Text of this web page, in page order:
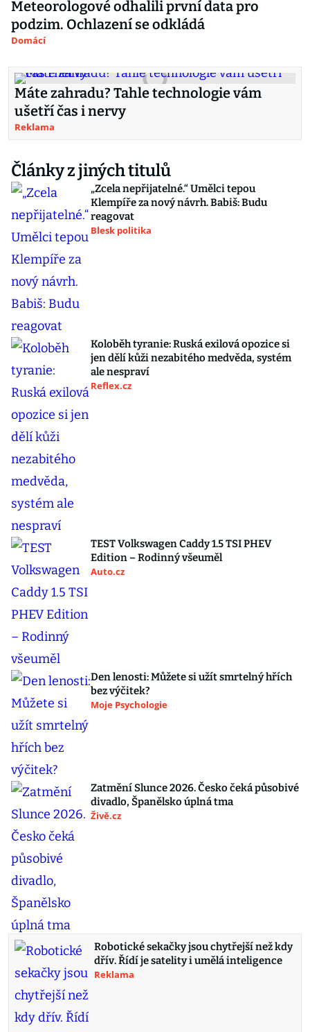
Meteorologové odhalili první data pro
podzim. Ochlazení se odkládá
Domácí
Máte zahradu? Tahle technologie vám
ušetří čas i nervy
Reklama
Články z jiných titulů
„Zcela nepřijatelné.“ Umělci tepou
Klempíře za nový návrh. Babiš: Budu
reagovat
Blesk politika
Koloběh tyranie: Ruská exilová opozice si
jen dělí kůži nezabitého medvěda, systém
ale nespraví
Reflex.cz
TEST Volkswagen Caddy 1.5 TSI PHEV
Edition – Rodinný všeuměl
Auto.cz
Den lenosti: Můžete si užít smrtelný hřích
bez výčitek?
Moje Psychologie
Zatmění Slunce 2026. Česko čeká působivé
divadlo, Španělsko úplná tma
Živě.cz
Robotické sekačky jsou chytřejší než kdy
dřív. Řídí je satelity i umělá inteligence
Reklama